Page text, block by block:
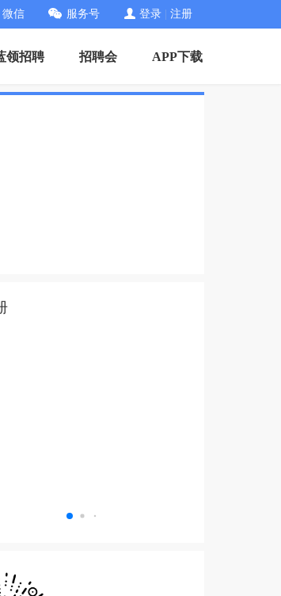
微信 服务号 登录 注册
领招聘 招聘会 APP下载